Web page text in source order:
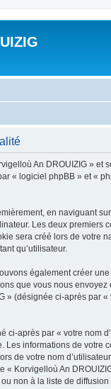
An DROUIZIG »
« logiciel phpBB » et «
en naviguant
Les deux
sera créé lors de votre
qu’utilisateur.
également créer
que vous nous
» (désignée ci-après
après par « votre nom
informations de
de votre nom
Korvigelloù An
non à la liste de